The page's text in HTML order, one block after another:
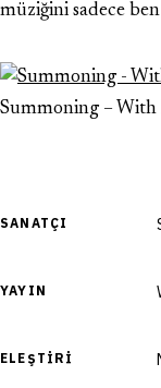
SANATÇI
YAYIN
ELEŞTIRI
müziğini sadece
Summoning – With